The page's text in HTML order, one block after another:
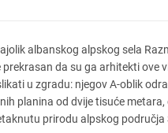
albanskog alpskog sela
prekrasan da su ga arhitekti ove
u zgradu: njegov A-oblik
planina od dvije tisuće
prirodu alpskog područja